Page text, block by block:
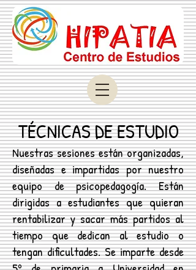
TÉCNICAS DE ESTUDIO
Nuestras sesiones están organizadas,
diseñadas e impartidas por nuestro
equipo de psicopedagogía. Están
dirigidas a estudiantes que quieran
rentabilizar y sacar más partidos al
tiempo que dedican al estudio o
tengan dificultades. Se imparte desde